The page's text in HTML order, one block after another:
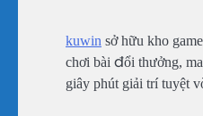
kuwin sở hữu kho
chơi bài đổi thưởng,
giây phút giải trí tuyệt